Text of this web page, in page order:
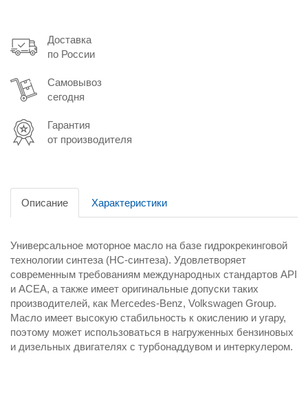
Доставка
по России
Самовывоз
сегодня
Гарантия
от производителя
Описание Характеристики
Универсальное моторное масло на базе гидрокрекинговой
технологии синтеза (HC-синтеза). Удовлетворяет
современным требованиям международных стандартов API
и ACEA, а также имеет оригинальные допуски таких
производителей, как Mercedes-Benz, Volkswagen Group.
Масло имеет высокую стабильность к окислению и угару,
поэтому может использоваться в нагруженных бензиновых
и дизельных двигателях с турбонаддувом и интеркулером.